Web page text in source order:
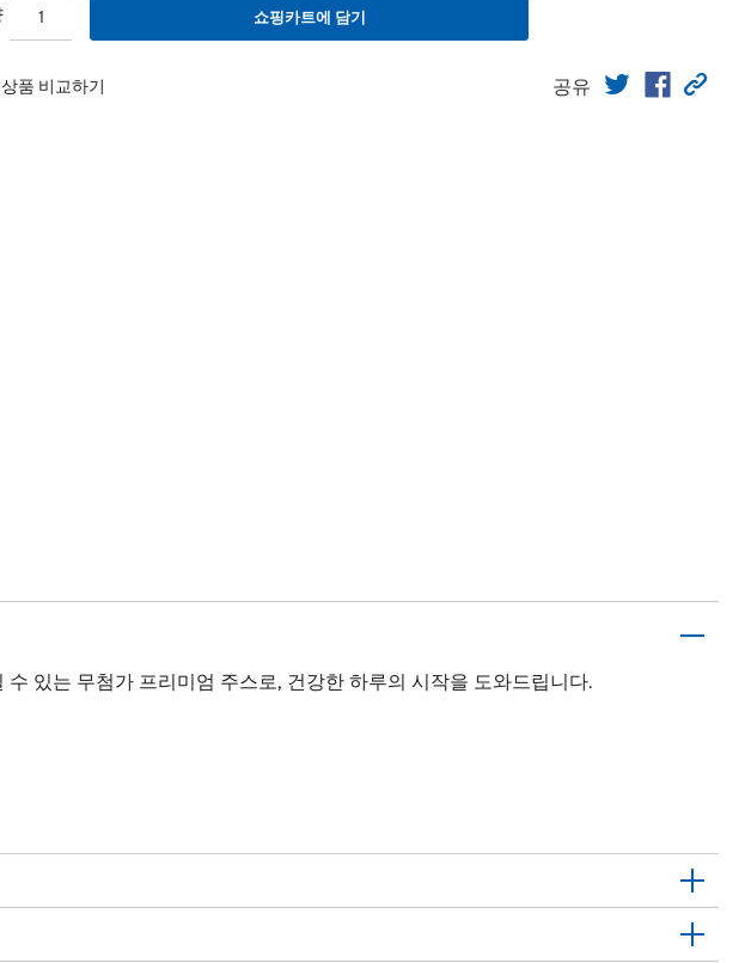
쇼핑카트에 담기
상품 비교하기 공유
있는 무첨가 프리미엄 주스로, 건강한 하루의 시작을 도와드립니다.